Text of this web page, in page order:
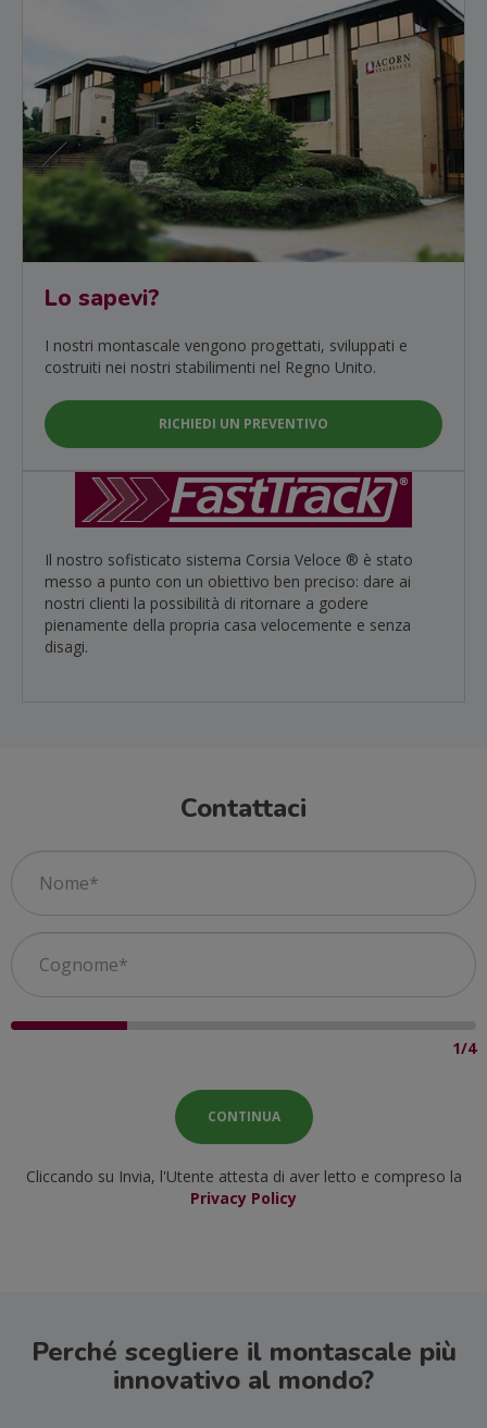
Lo sapevi?
I nostri montascale vengono progettati, sviluppati e
costruiti nei nostri stabilimenti nel Regno Unito.
RICHIEDI UN PREVENTIVO
Il nostro sofisticato sistema Corsia Veloce ® è stato
messo a punto con un obiettivo ben preciso: dare ai
nostri clienti la possibilità di ritornare a godere
pienamente della propria casa velocemente e senza
disagi.
Contattaci
1/4
Cliccando su Invia, l'Utente attesta di aver letto e compreso la
Privacy Policy
Perché scegliere il montascale più
innovativo al mondo?